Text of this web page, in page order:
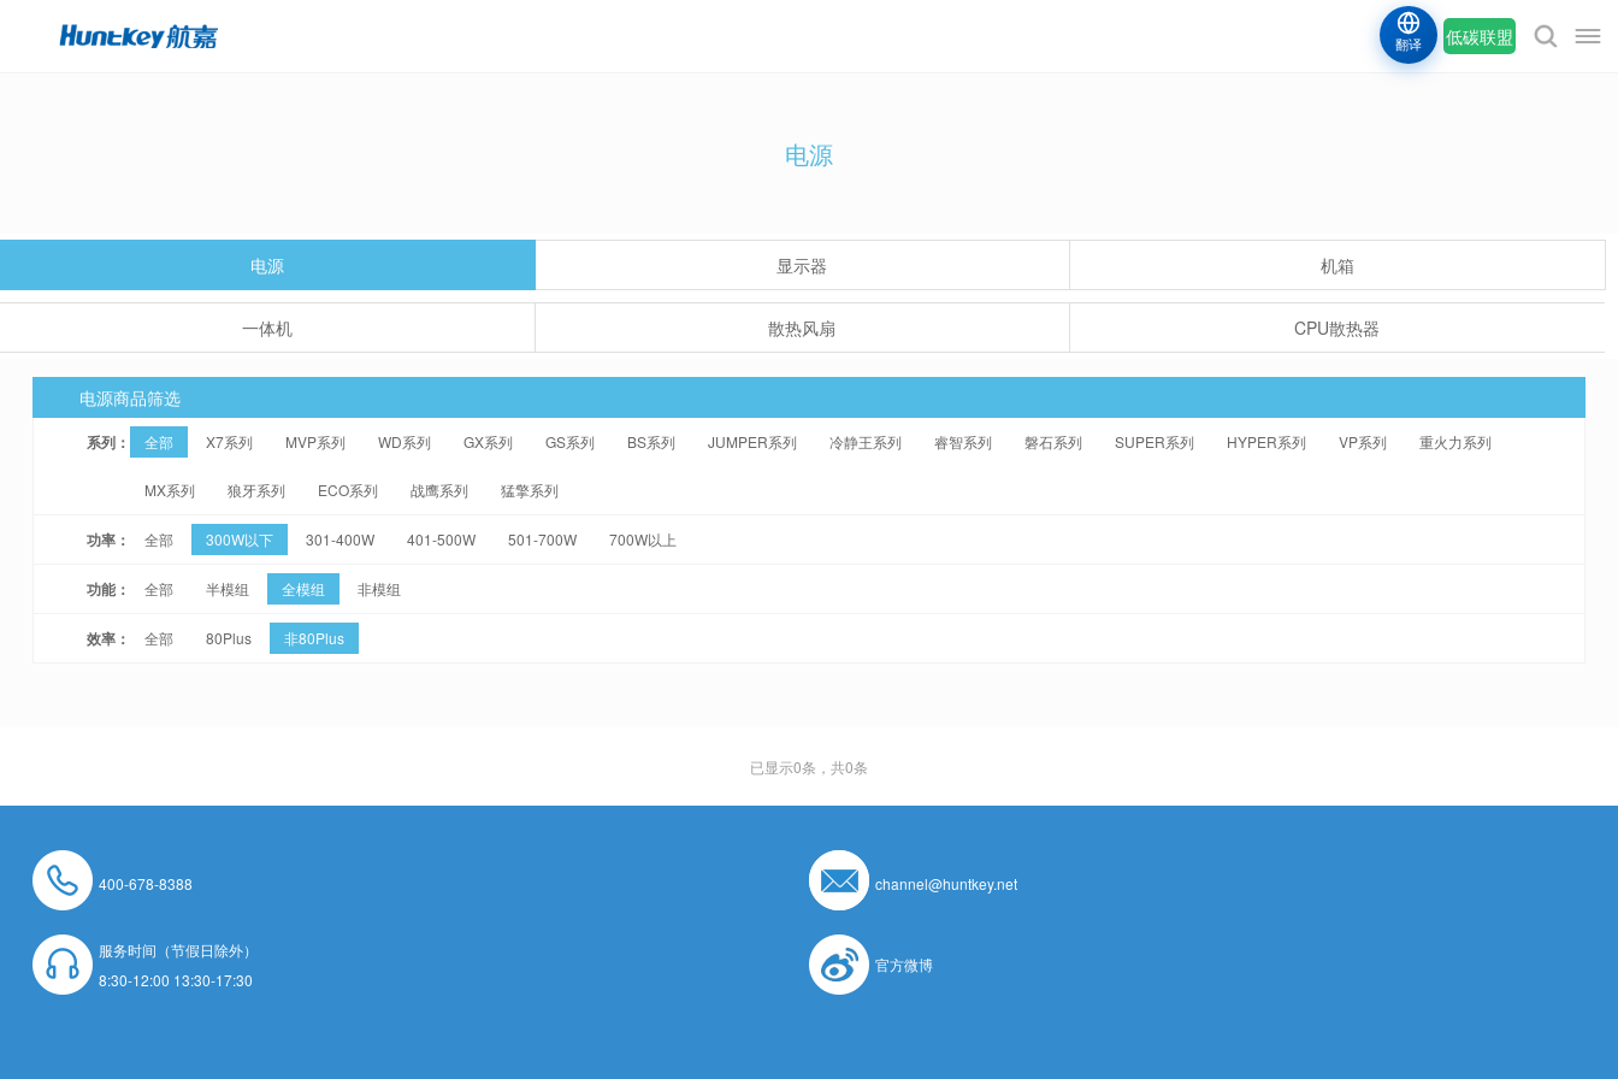
低碳联盟
翻译
电源
电源 显示器 机箱
一体机 散热风扇 CPU散热器
电源商品筛选
系列： 全部 X7系列 MVP系列 WD系列 GX系列 GS系列 BS系列 JUMPER系列 冷静王系列 睿智系列 磐石系列 SUPER系列 HYPER系列 VP系列 重火力系列
MX系列 狼牙系列 ECO系列 战鹰系列 猛擎系列
功率： 全部 300W以下 301-400W 401-500W 501-700W 700W以上
功能： 全部 半模组 全模组 非模组
效率： 全部 80Plus 非80Plus
已显示0条，共0条
400-678-8388 channel@huntkey.net
服务时间（节假日除外）
8:30-12:00 13:30-17:30
官方微博